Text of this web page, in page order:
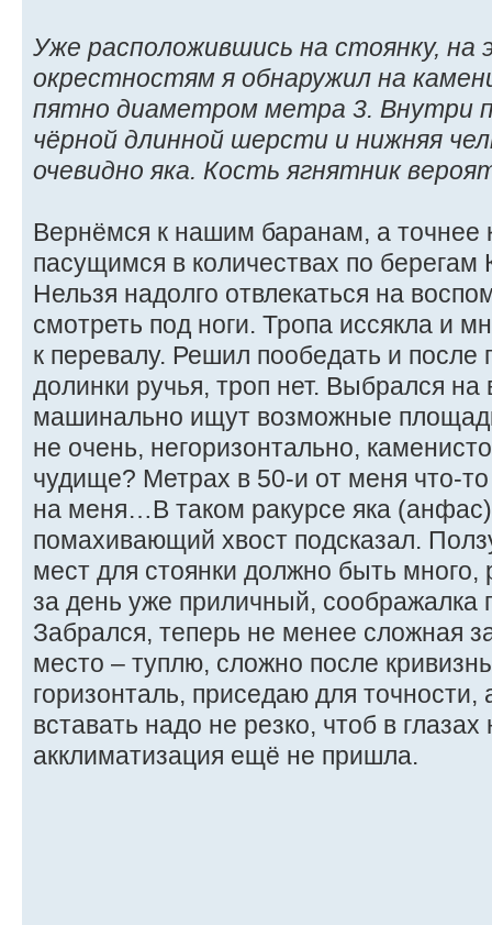
Уже расположившись на стоянку, на
окрестностям я обнаружил на
пятно диаметром метра 3. Внутри
чёрной длинной шерсти и нижняя
очевидно яка. Кость ягнятник
Вернёмся к нашим баранам, а точнее
пасущимся в количествах по берегам
Нельзя надолго отвлекаться на
смотреть под ноги. Тропа иссякла и
к перевалу. Решил пообедать и после
долинки ручья, троп нет. Выбрался
машинально ищут возможные
не очень, негоризонтально,
чудище? Метрах в 50-и от меня что-
на меня…В таком ракурсе яка (анфас)
помахивающий хвост подсказал.
мест для стоянки должно быть
за день уже приличный, соображалка
Забрался, теперь не менее сложная
место – туплю, сложно после
горизонталь, приседаю для
вставать надо не резко, чтоб в
акклиматизация ещё не пришла.